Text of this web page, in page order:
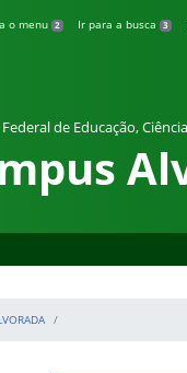
o menu 2 Ir para a busca 3
de Educação,